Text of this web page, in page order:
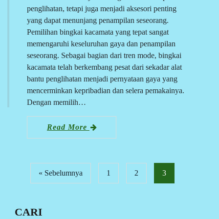
penglihatan, tetapi juga menjadi aksesori penting
yang dapat menunjang penampilan seseorang.
Pemilihan bingkai kacamata yang tepat sangat
memengaruhi keseluruhan gaya dan penampilan
seseorang. Sebagai bagian dari tren mode, bingkai
kacamata telah berkembang pesat dari sekadar alat
bantu penglihatan menjadi pernyataan gaya yang
mencerminkan kepribadian dan selera pemakainya.
Dengan memilih…
Read More
« Sebelumnya 1 2 3
CARI